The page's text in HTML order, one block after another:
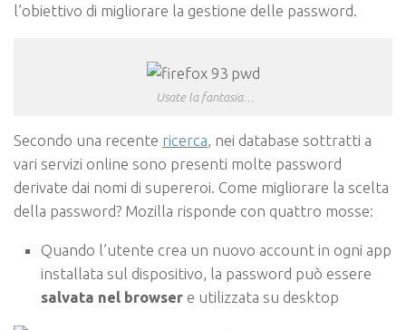
l’obiettivo di migliorare la gestione delle password.
Usate la fantasia…
Secondo una recente ricerca, nei database sottratti a
vari servizi online sono presenti molte password
derivate dai nomi di supereroi. Come migliorare la scelta
della password? Mozilla risponde con quattro mosse:
Quando l’utente crea un nuovo account in ogni app
installata sul dispositivo, la password può essere
salvata nel browser e utilizzata su desktop